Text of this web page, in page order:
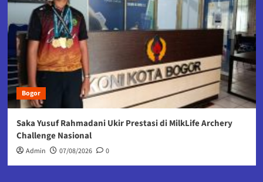
Bogor
Saka Yusuf Rahmadani Ukir Prestasi di MilkLife Archery
Challenge Nasional
Admin 07/08/2026 0